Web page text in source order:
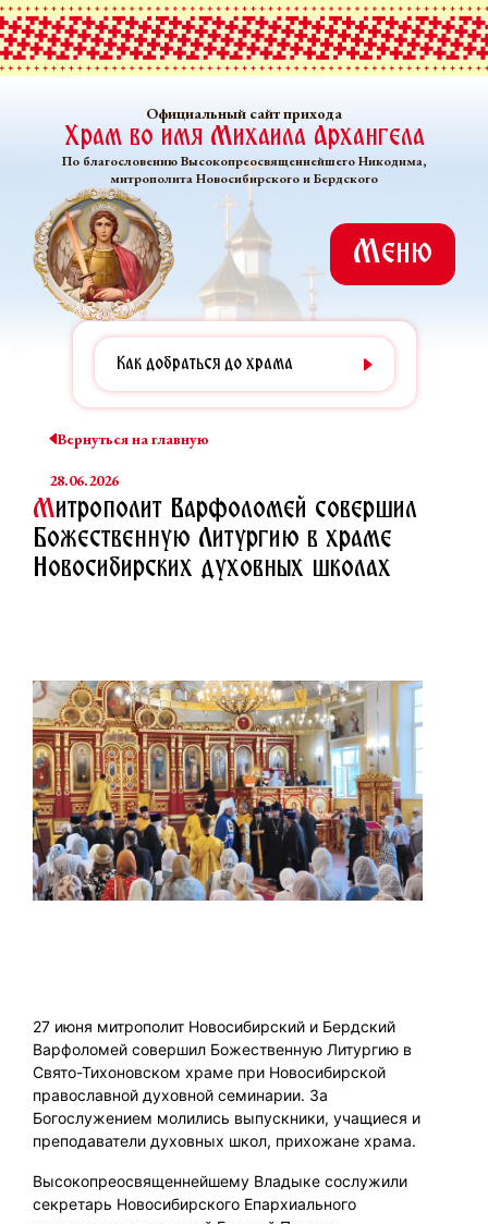
Официальный сайт прихода
Храм во имя Михаила Архангела
По благословению Высокопреосвященнейшего Никодима,
митрополита Новосибирского и Бердского
Меню
Как добраться до храма
Вернуться на главную
28.06.2026
Митрополит Варфоломей совершил
Божественную Литургию в храме
Новосибирских духовных школах
27 июня митрополит Новосибирский и Бердский
Варфоломей совершил Божественную Литургию в
Свято-Тихоновском храме при Новосибирской
православной духовной семинарии. За
Богослужением молились выпускники, учащиеся и
преподаватели духовных школ, прихожане храма.
Высокопреосвященнейшему Владыке сослужили
секретарь Новосибирского Епархиального